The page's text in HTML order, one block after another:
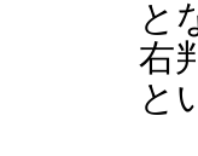
と
右
と